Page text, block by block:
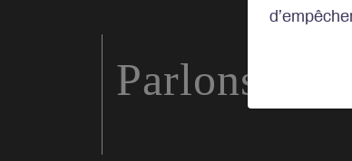
Parlons